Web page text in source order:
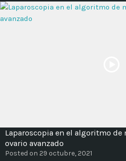
Laparoscopia en el algoritmo de
ovario avanzado
Posted on 29 octubre, 2021